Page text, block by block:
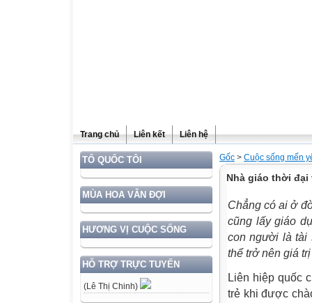
Trang chủ Liên kết Liên hệ
TỔ QUỐC TÔI
MÙA HOA VẪN ĐỢI
HƯƠNG VỊ CUỘC SỐNG
HỖ TRỢ TRỰC TUYẾN
(Lê Thị Chinh)
Gốc > Cuộc sống mến
Nhà giáo thời
Chẳng có ai ở
cũng lấy giáo
con người là tài
thể trở nên giá
Liên hiệp quốc
trẻ khi được